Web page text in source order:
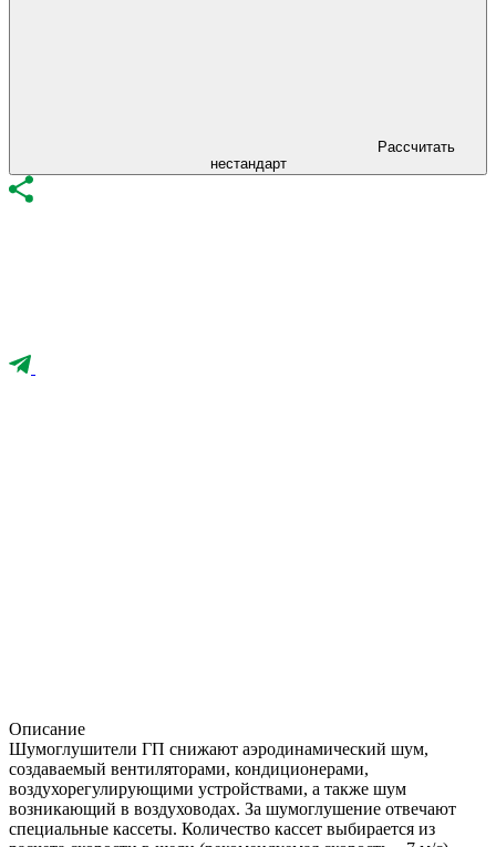
Рассчитать
нестандарт
Описание
Шумоглушители ГП снижают аэродинамический шум,
создаваемый вентиляторами, кондиционерами,
воздухорегулирующими устройствами, а также шум
возникающий в воздуховодах. За шумоглушение отвечают
специальные кассеты. Количество кассет выбирается из